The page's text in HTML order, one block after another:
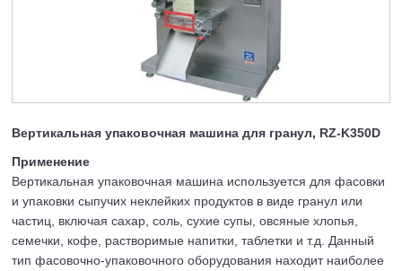
Вертикальная упаковочная машина для гранул, RZ-K350D
Применение
Вертикальная упаковочная машина используется для фасовки
и упаковки сыпучих неклейких продуктов в виде гранул или
частиц, включая сахар, соль, сухие супы, овсяные хлопья,
семечки, кофе, растворимые напитки, таблетки и т.д. Данный
тип фасовочно-упаковочного оборудования находит наиболее